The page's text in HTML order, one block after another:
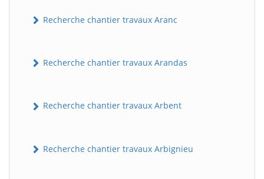
Recherche chantier travaux Aranc
Recherche chantier travaux Arandas
Recherche chantier travaux Arbent
Recherche chantier travaux Arbignieu